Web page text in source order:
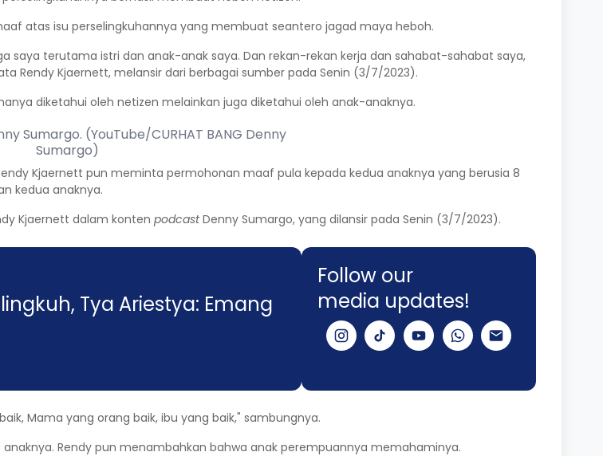
atas isu perselingkuhannya yang membuat seantero jagad maya heboh.
saya terutama istri dan anak-anak saya. Dan rekan-rekan kerja dan sahabat-sahabat saya,
Rendy Kjaernett, melansir dari berbagai sumber pada Senin (3/7/2023).
diketahui oleh netizen melainkan juga diketahui oleh anak-anaknya.
Sumargo. (YouTube/CURHAT BANG Denny
Sumargo)
Kjaernett pun meminta permohonan maaf pula kepada kedua anaknya yang berusia 8
kedua anaknya.
Kjaernett dalam konten podcastDenny Sumargo, yang dilansir pada Senin (3/7/2023).
Tya Ariestya: Emang
Follow our
media updates!
Mama yang orang baik, ibu yang baik," sambungnya.
Rendy pun menambahkan bahwa anak perempuannya memahaminya.